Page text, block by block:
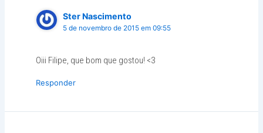
Ster Nascimento
5 de novembro de 2015 em 09:55
Oiii Filipe, que bom que gostou! <3
Responder